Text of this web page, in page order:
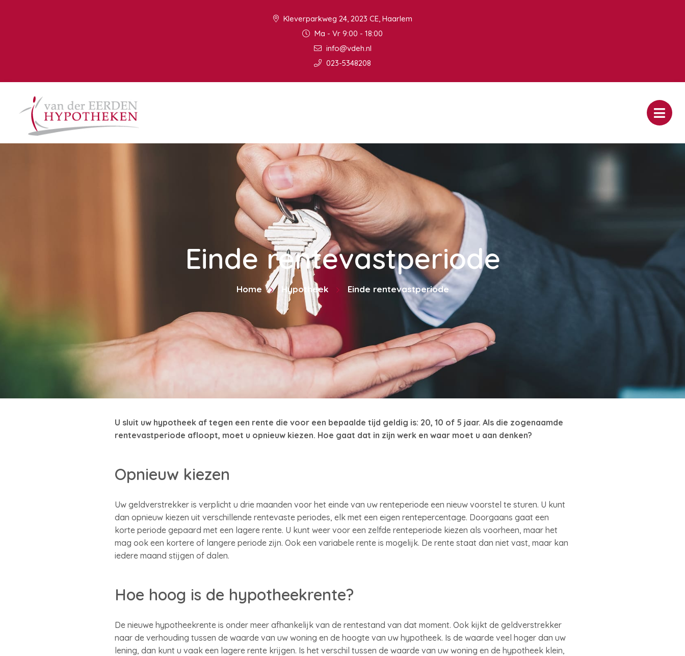
Kleverparkweg 24, 2023 CE, Haarlem
Ma - Vr 9:00 - 18:00
info@vdeh.nl
023-5348208
Einde rentevastperiode
Home Hypotheek Einde rentevastperiode
U sluit uw hypotheek af tegen een rente die voor een bepaalde tijd geldig is: 20, 10 of 5 jaar. Als die zogenaamde
rentevastperiode afloopt, moet u opnieuw kiezen. Hoe gaat dat in zijn werk en waar moet u aan denken?
Opnieuw kiezen
Uw geldverstrekker is verplicht u drie maanden voor het einde van uw renteperiode een nieuw voorstel te sturen. U kunt
dan opnieuw kiezen uit verschillende rentevaste periodes, elk met een eigen rentepercentage. Doorgaans gaat een
korte periode gepaard met een lagere rente. U kunt weer voor een zelfde renteperiode kiezen als voorheen, maar het
mag ook een kortere of langere periode zijn. Ook een variabele rente is mogelijk. De rente staat dan niet vast, maar kan
iedere maand stijgen of dalen.
Hoe hoog is de hypotheekrente?
De nieuwe hypotheekrente is onder meer afhankelijk van de rentestand van dat moment. Ook kijkt de geldverstrekker
naar de verhouding tussen de waarde van uw woning en de hoogte van uw hypotheek. Is de waarde veel hoger dan uw
lening, dan kunt u vaak een lagere rente krijgen. Is het verschil tussen de waarde van uw woning en de hypotheek klein,